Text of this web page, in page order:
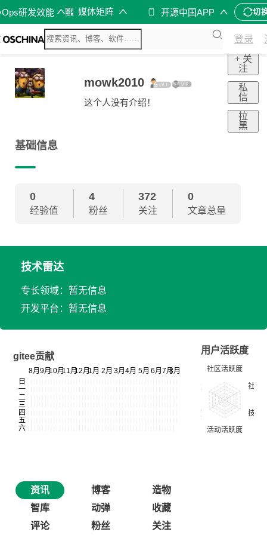
研发效能 媒体矩阵 开源中国APP 切
登录
mowk2010
这个人没有介绍！
+ 关
注
私
信
拉
黑
基础信息
0
经验值
4
粉丝
372
关注
0
文章总量
技术雷达
专长领域：暂无信息
开发平台：暂无信息
gitee贡献
用户活跃度
资讯 博客
造物
智库
动弹
收藏
评论
粉丝 关注